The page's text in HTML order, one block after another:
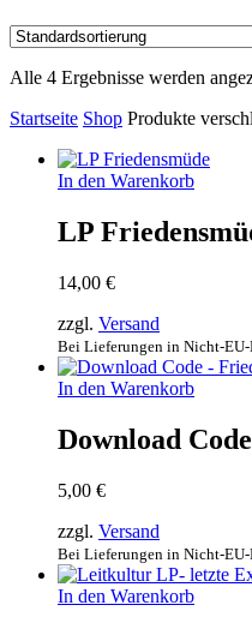
Alle 4 Ergebnisse werden
Startseite Shop Produkte
In den Warenkorb
LP
14,00 €
zzgl. Versand
Bei Lieferungen in Nicht-EU-
In den Warenkorb
Download
5,00 €
zzgl. Versand
Bei Lieferungen in Nicht-EU-
In den Warenkorb